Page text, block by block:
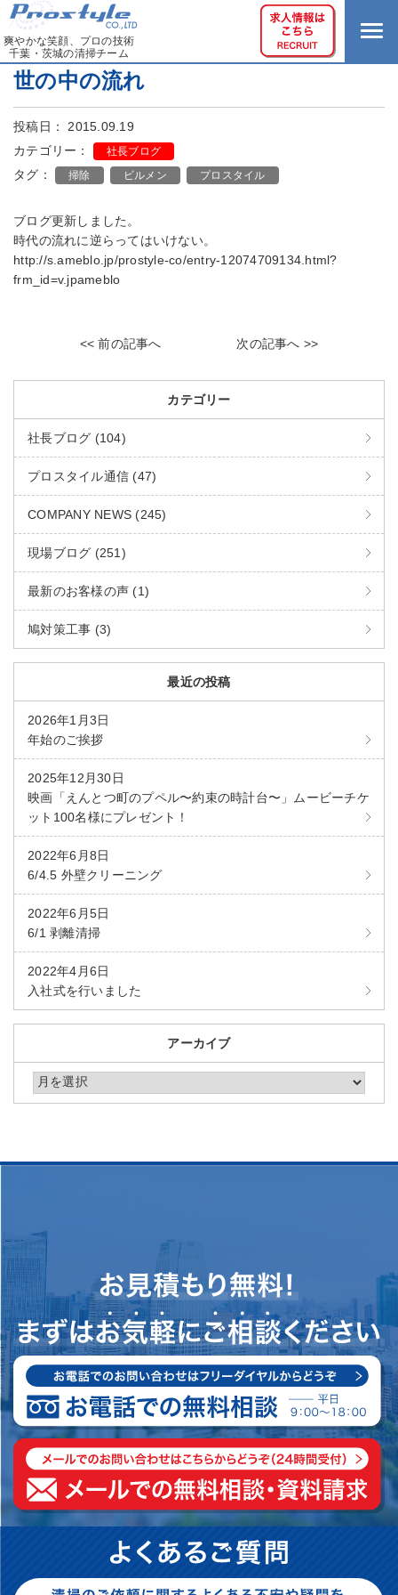
爽やかな笑顔、プロの技術
千葉・茨城の清掃チーム
世の中の流れ
投稿日： 2015.09.19
カテゴリー：
社長ブログ
タグ： 掃除 ビルメン プロスタイル
ブログ更新しました。
時代の流れに逆らってはいけない。
http://s.ameblo.jp/prostyle-co/entry-12074709134.html?
frm_id=v.jpameblo
<< 前の記事へ 次の記事へ >>
カテゴリー
社長ブログ (104)
プロスタイル通信 (47)
COMPANY NEWS (245)
現場ブログ (251)
最新のお客様の声 (1)
鳩対策工事 (3)
最近の投稿
2026年1月3日
年始のご挨拶
2025年12月30日
映画「えんとつ町のプペル〜約束の時計台〜」ムービーチケ
ット100名様にプレゼント！
2022年6月8日
6/4.5 外壁クリーニング
2022年6月5日
6/1 剥離清掃
2022年4月6日
入社式を行いました
アーカイブ
アーカイブ